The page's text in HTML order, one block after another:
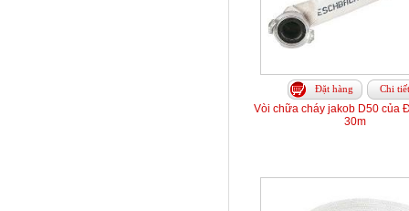
Đặt hàng Chi tiết
Vòi chữa cháy jakob D50 của
30m